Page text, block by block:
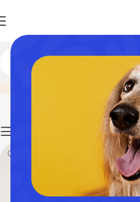
犬 小屋 室内 Home